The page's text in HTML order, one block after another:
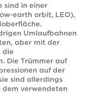
sind in einer
earth orbit, LEO),
Umlaufbahnen
aber mit der
die
Die Trümmer auf
auf der
sind allerdings
verwendeten